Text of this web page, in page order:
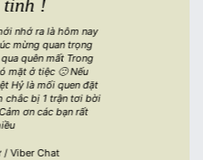
tình !
nhớ ra là hôm nay
mừng quan trọng
quên mất Trong
mặt ở tiệc 🙁 Nếu
Hỷ là mối quen đặt
chắc bị 1 trận tơi bời
ơn các bạn rất
/Viber Chat